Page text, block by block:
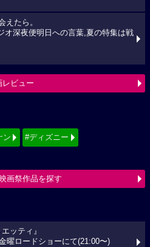
えたら。
オ深夜便明日への言葉,夏の特集は戦
レビュー
ン #ディズニー
画祭作品を探す
ッティ』
曜ロードショーにて(21:00〜)